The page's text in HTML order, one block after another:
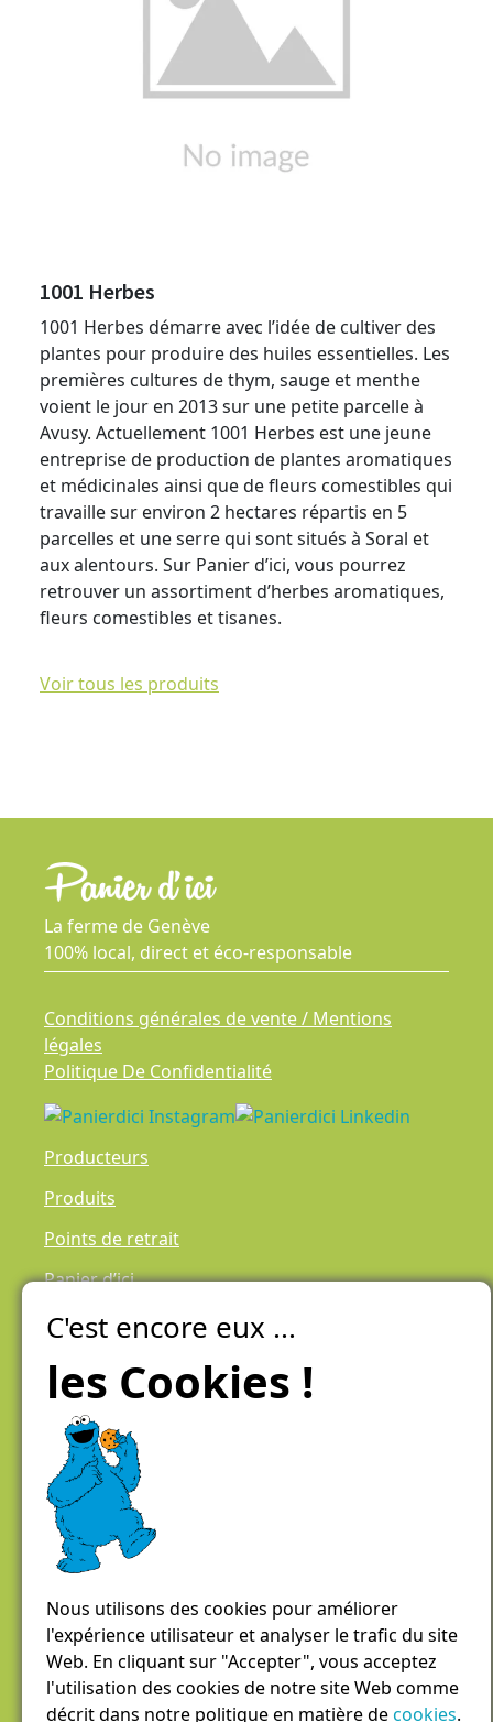
1001 Herbes
1001 Herbes démarre avec l’idée de cultiver des
plantes pour produire des huiles essentielles. Les
premières cultures de thym, sauge et menthe
voient le jour en 2013 sur une petite parcelle à
Avusy. Actuellement 1001 Herbes est une jeune
entreprise de production de plantes aromatiques
et médicinales ainsi que de fleurs comestibles qui
travaille sur environ 2 hectares répartis en 5
parcelles et une serre qui sont situés à Soral et
aux alentours. Sur Panier d’ici, vous pourrez
retrouver un assortiment d’herbes aromatiques,
fleurs comestibles et tisanes.
Voir tous les produits
La ferme de Genève
100% local, direct et éco-responsable
Conditions générales de vente / Mentions
légales
Politique De Confidentialité
Producteurs
Produits
Points de retrait
Panier d’ici
Laiteries Réunies Genève
Créer mon compte
Chemin des Aulx 6,
1228 Plan-les-Ouates
Case postale 1055
1211 Genève 26
022 884 81 81
panierdici@lrgg.ch
C'est encore eux ...
les Cookies !
Nous utilisons des cookies pour améliorer
l'expérience utilisateur et analyser le trafic du site
Web. En cliquant sur "Accepter", vous acceptez
l'utilisation des cookies de notre site Web comme
décrit dans notre politique en matière decookies.